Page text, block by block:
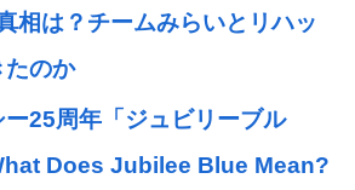
相は？チームみらいとリハッ
たのか
25周年「ジュビリーブル
Does Jubilee Blue Mean?